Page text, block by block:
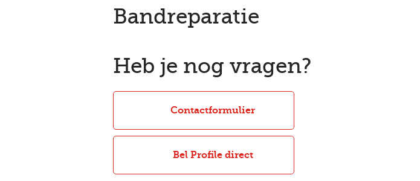
Bandreparatie
Heb je nog vragen?
Contactformulier
Bel Profile direct